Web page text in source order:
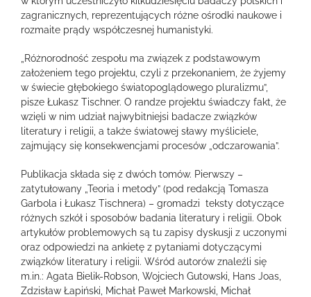
zagranicznych, reprezentujących różne ośrodki naukowe i
rozmaite prądy współczesnej humanistyki.
„Różnorodność zespołu ma związek z podstawowym
założeniem tego projektu, czyli z przekonaniem, że żyjemy
w świecie głębokiego światopoglądowego pluralizmu”,
pisze Łukasz Tischner. O randze projektu świadczy fakt, że
wzięli w nim udział najwybitniejsi badacze związków
literatury i religii, a także światowej sławy myśliciele,
zajmujący się konsekwencjami procesów „odczarowania”.
Publikacja składa się z dwóch tomów. Pierwszy –
zatytułowany „Teoria i metody” (pod redakcją Tomasza
Garbola i Łukasz Tischnera) – gromadzi teksty dotyczące
różnych szkół i sposobów badania literatury i religii. Obok
artykułów problemowych są tu zapisy dyskusji z uczonymi
oraz odpowiedzi na ankietę z pytaniami dotyczącymi
związków literatury i religii. Wśród autorów znaleźli się
m.in.: Agata Bielik-Robson, Wojciech Gutowski, Hans Joas,
Zdzisław Łapiński, Michał Paweł Markowski, Michał